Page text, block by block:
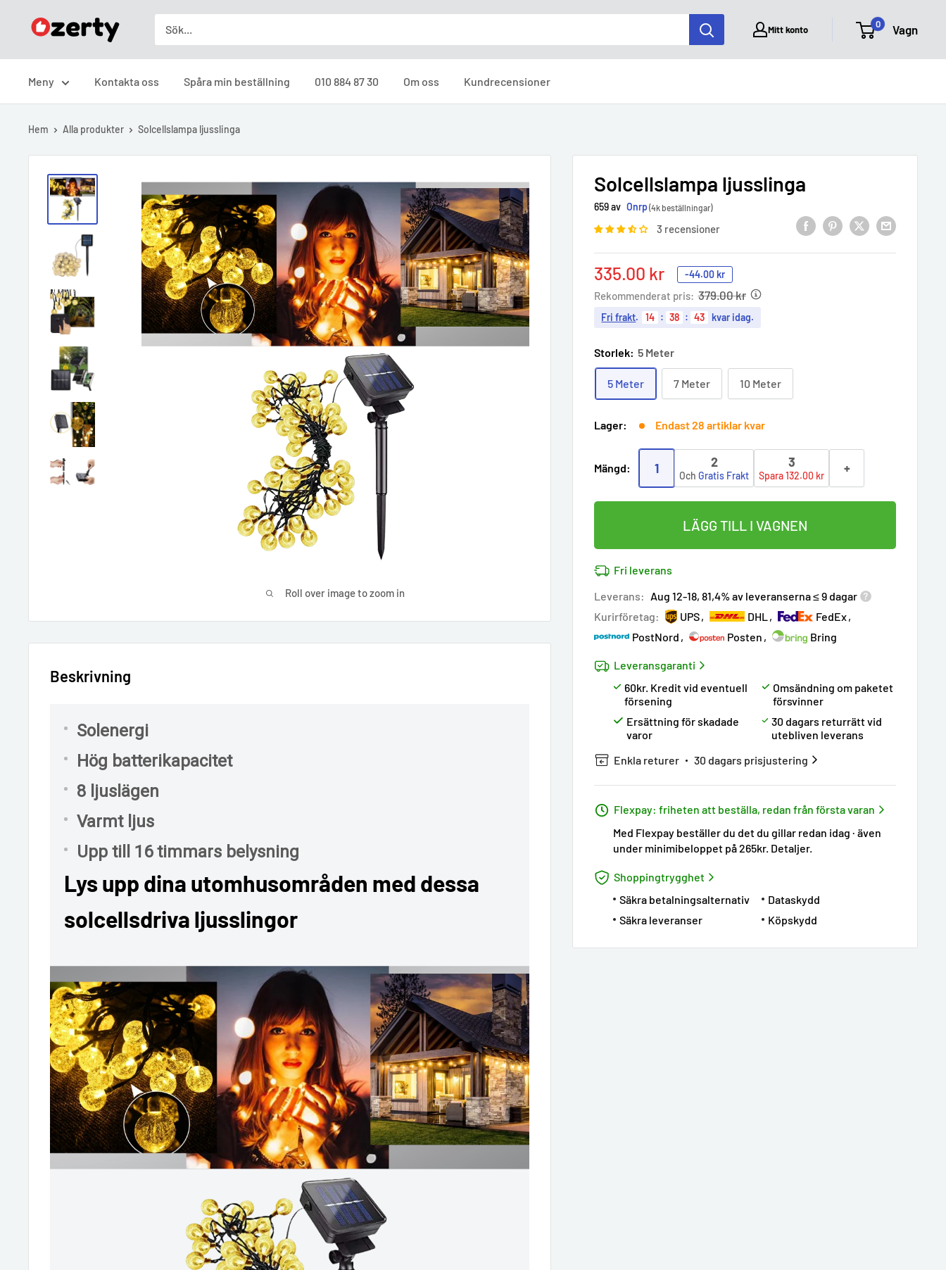
Ozerty
Mitt konto 0 Vagn
Meny Kontakta oss Spåra min beställning 010 884 87 30 Om oss Kundrecensioner
Hem Alla produkter Solcellslampa ljusslinga
Roll over image to zoom in
Solcellslampa ljusslinga
659 av Onrp(4k beställningar)
3 recensioner
Sale
price
335.00 kr -44.00 kr
Rekommenderat pris: 379.00 kr
Fri frakt. 14 : 38 : 42 kvar idag.
Storlek: 5 Meter
5 Meter 7 Meter 10 Meter
Lager: Endast 28 artiklar kvar
Mängd: 1 2
OchGratis Frakt
3
Spara 132.00 kr +
LÄGG TILL I VAGNEN
Fri leverans
Leverans: Aug 12-18, 81,4% av leveranserna ≤ 9 dagar
Kurirföretag:
UPS DHL
FedEx
PostNord
Posten Bring
Leveransgaranti
60kr. Kredit vid eventuell
försening
Omsändning om paketet
försvinner
Ersättning för skadade
varor
30 dagars returrätt vid
utebliven leverans
Enkla returer
30 dagars prisjustering
Flexpay: friheten att beställa, redan från första varan
Med Flexpay beställer du det du gillar redan idag · även
under minimibeloppet på 265kr. Detaljer.
Shoppingtrygghet
Säkra betalningsalternativ
Dataskydd
Säkra leveranser
Köpskydd
Beskrivning
Solenergi
Hög batterikapacitet
8 ljuslägen
Varmt ljus
Upp till 16 timmars belysning
Lys upp dina utomhusområden med dessa
solcellsdriva ljusslingor